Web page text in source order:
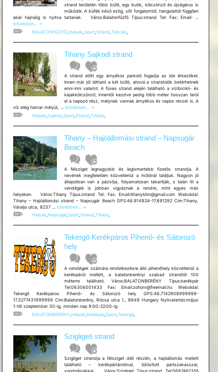
strand területén több büfé, egy butik, kölcsönző és újságárus is
működik. A büfék késő estig, sőt forgalomtól, hangulattól függően
akár hajnalig is nyitva tartanak. Város:Balatonfűzfő Típus:strand Tel: Fax: Email: …
bővebben...
→
BALATONFŰZFŐ, Helyek, Sport, Strand Tobruki,
Tihany Sajkodi strand
A strand előtt egy árnyékos parkoló fogadja az ide érkezőket.
Innen már jól látható a két büfé, ahová a strandolók betérhetnek
enni-inni valamit. A füves strand elején található a vizibicikli- és
kajakkölcsönző, innentől kezdve pedig több méter hosszan terül
el a napozó rész, melynek vannak árnyékos és napos részei is. A
víz elég hamar mélyül, … Tihany
Sajkodi
strand
bővebben... →
Helyek, Sajkod Sport, Strand Tihany,
Tihany – Hajóállomási strand – Napsugár
Beach
A félsziget legnagyobb és legismertebb fizetős strandja. A
nevének megfelelően közvetlenül a mólónál találjuk. Nagyon jó
állapotban van a pázsitja, folyamatosan takarítják, s talán itt a
vendégek is jobban vigyáznak a rendre, mint egyes más
helyeken. Város:Tihany Típus:strand Tel: Fax: Email:tihanytdm@gmail.com Weboldal:
Tihany – Hajóállomási strand – Napsugár Beach GPS:46.914924-17.891292 Cím:Tihany,
Váralja utca, 8237 … Tihany
Hajóállomási
strand
Napsugár
Beach
bővebben...
→
Helyek,Napsugár,Sport,Strand,Tihany,
Tekergő Kerékpáros Pihenő- és Sátorozó
hely
A vendégek számára rendelkezésre álló pihenőhely közvetlenül a
kerékpárút mellett, a balatonberényi szabad strandtól 100
méterre található. Város:BALATONBERÉNY Típus:kerékpár
Tel:06306001433 Fax: Email:zohorv@freemail.hu Weboldal:
Tekergő Kerékpáros Pihenő- és Sátorozó hely GPS:46.7142908999999-
17.3277431999999 Cím:Balatonberény, Rózsa utca 1., 8649 Hungary Nyitvatartás:május
1-től szeptember 30-ig, minden nap 9:00-22:00-ig
BALATONBERENY, Helyek, Kerékpár,Sport, Tekergő,
Szigligeti strand
Szigliget strandja a félsziget déli részén, a hajóállomás mellett
található – kerékpártárolóval, lidósított partszakasszal,
sportpályákkal. Város:Szigliget Típus:strand Tel:0687461355